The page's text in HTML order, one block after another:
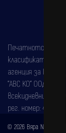
Печатното
класификатор на
агенция за ISSN)
"АВС КО" ООД е
всекидневник на
рег. номер: 47857/
© 2026 Вяра News